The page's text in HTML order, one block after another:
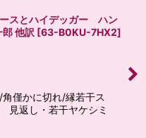
スとハイデッガー ハン
他訳 [63-B0KU-7HX2]
僅かに切れ/縁若干ス
見返し・若干ヤケシミ